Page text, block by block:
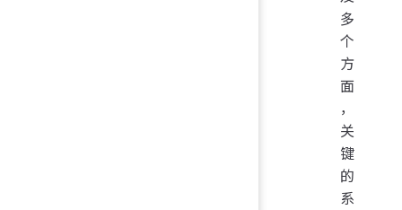
多
个
方
面
，
关
键
的
系